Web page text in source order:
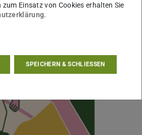
Einsatz von Cookies erhalten Sie
.
SPEICHERN & SCHLIESSEN